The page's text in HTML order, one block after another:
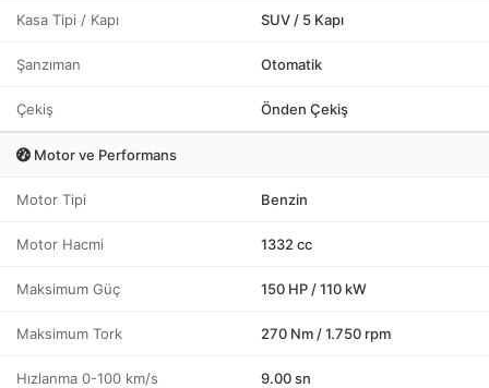
Kasa Tipi / Kapı SUV / 5 Kapı
Şanzıman Otomatik
Çekiş Önden Çekiş
Motor ve Performans
Motor Tipi Benzin
Motor Hacmi 1332 cc
Maksimum Güç 150 HP / 110 kW
Maksimum Tork 270 Nm / 1.750 rpm
Hızlanma 0-100 km/s 9.00 sn